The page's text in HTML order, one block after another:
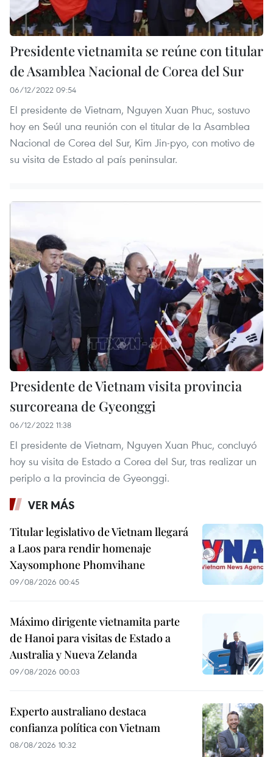
Presidente vietnamita se reúne con titular
de Asamblea Nacional de Corea del Sur
06/12/2022 09:54
El presidente de Vietnam, Nguyen Xuan Phuc, sostuvo
hoy en Seúl una reunión con el titular de la Asamblea
Nacional de Corea del Sur, Kim Jin-pyo, con motivo de
su visita de Estado al país peninsular.
Presidente de Vietnam visita provincia
surcoreana de Gyeonggi
06/12/2022 11:38
El presidente de Vietnam, Nguyen Xuan Phuc, concluyó
hoy su visita de Estado a Corea del Sur, tras realizar un
periplo a la provincia de Gyeonggi.
VER MÁS
Titular legislativo de Vietnam llegará
a Laos para rendir homenaje
Xaysomphone Phomvihane
09/08/2026 00:45
Máximo dirigente vietnamita parte
de Hanoi para visitas de Estado a
Australia y Nueva Zelanda
09/08/2026 00:03
Experto australiano destaca
confianza política con Vietnam
08/08/2026 10:32